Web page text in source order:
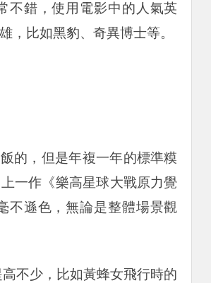
不錯，使用電影中的人氣英
，比如黑豹、奇異博士等。
的，但是年複一年的標準糢
一作《樂高星球大戰原力覺
不遜色，無論是整體場景觀
不少，比如黃蜂女飛行時的